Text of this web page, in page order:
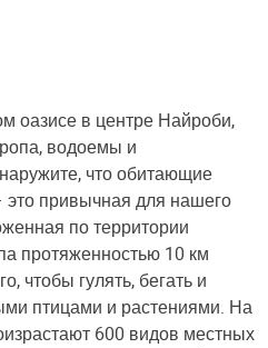
оазисе в центре Найроби,
водоемы и
что обитающие
привычная для нашего
по территории
протяженностью 10 км
чтобы гулять, бегать и
птицами и растениями. На
600 видов местных